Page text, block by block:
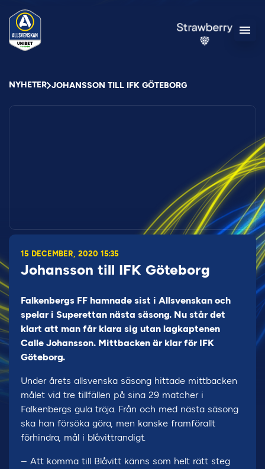
NYHETER JOHANSSON TILL IFK GÖTEBORG
15 DECEMBER, 2020 15:35
Johansson till IFK Göteborg
Falkenbergs FF hamnade sist i Allsvenskan och
spelar i Superettan nästa säsong. Nu står det
klart att man får klara sig utan lagkaptenen
Calle Johansson. Mittbacken är klar för IFK
Göteborg.
Under årets allsvenska säsong hittade mittbacken
målet vid tre tillfällen på sina 29 matcher i
Falkenbergs gula tröja. Från och med nästa säsong
ska han försöka göra, men kanske framförallt
förhindra, mål i blåvittrandigt.
– Att komma till Blåvitt känns som helt rätt steg